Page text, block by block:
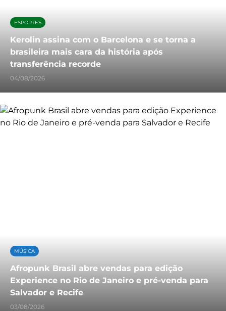
ESPORTES
Kerolin assina com o Barcelona e se torna a
brasileira mais cara da história após
transferência recorde
04/08/2026
MÚSICA
Afropunk Brasil abre vendas para edição
Experience no Rio de Janeiro e pré-venda para
Salvador e Recife
03/08/2026